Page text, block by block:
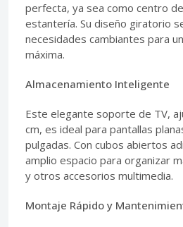
perfecta, ya sea como centro
estantería. Su diseño giratorio
necesidades cambiantes para
máxima.
Almacenamiento Inteligente
Este elegante soporte de TV,
cm, es ideal para pantallas
pulgadas. Con cubos abiertos
amplio espacio para organizar
y otros accesorios multimedia.
Montaje Rápido y